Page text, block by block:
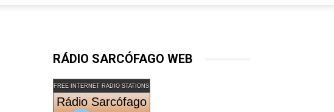
RÁDIO SARCÓFAGO WEB
FREE INTERNET RADIO STATIONS
Rádio Sarcófago